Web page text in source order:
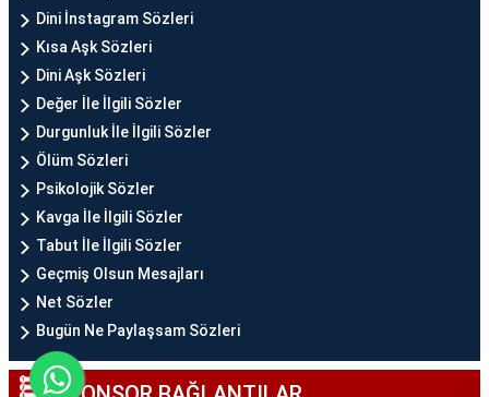
Dini İnstagram Sözleri
Kısa Aşk Sözleri
Dini Aşk Sözleri
Değer İle İlgili Sözler
Durgunluk İle İlgili Sözler
Ölüm Sözleri
Psikolojik Sözler
Kavga İle İlgili Sözler
Tabut İle İlgili Sözler
Geçmiş Olsun Mesajları
Net Sözler
Bugün Ne Paylaşsam Sözleri